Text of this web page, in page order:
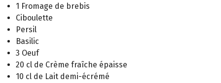
1 Fromage de brebis
Ciboulette
Persil
Basilic
3 Oeuf
20 cl de Crème fraîche épaisse
10 cl de Lait demi-écrémé